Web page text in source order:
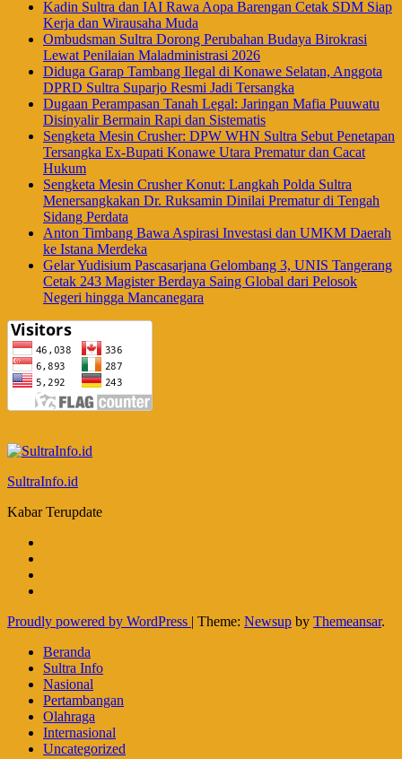
Kadin Sultra dan IAI Rawa Aopa Barengan Cetak SDM Siap
Kerja dan Wirausaha Muda
Ombudsman Sultra Dorong Perubahan Budaya Birokrasi
Lewat Penilaian Maladministrasi 2026
Diduga Garap Tambang Ilegal di Konawe Selatan, Anggota
DPRD Sultra Suparjo Resmi Jadi Tersangka
Dugaan Perampasan Tanah Legal: Jaringan Mafia Puuwatu
Disinyalir Bermain Rapi dan Sistematis
Sengketa Mesin Crusher: DPW WHN Sultra Sebut Penetapan
Tersangka Ex-Bupati Konawe Utara Prematur dan Cacat
Hukum
Sengketa Mesin Crusher Konut: Langkah Polda Sultra
Menersangkakan Dr. Ruksamin Dinilai Prematur di Tengah
Sidang Perdata
Anton Timbang Bawa Aspirasi Investasi dan UMKM Daerah
ke Istana Merdeka
Gelar Yudisium Pascasarjana Gelombang 3, UNIS Tangerang
Cetak 243 Magister Berdaya Saing Global dari Pelosok
Negeri hingga Mancanegara
SultraInfo.id
Kabar Terupdate
Proudly powered by WordPress | Theme: Newsup by Themeansar.
Beranda
Sultra Info
Nasional
Pertambangan
Olahraga
Internasional
Uncategorized